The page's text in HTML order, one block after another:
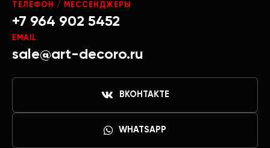
ТЕЛЕФОН / МЕССЕНДЖЕРЫ
+7 964 902 5452
EMAIL
sale@art-decoro.ru
ВКОНТАКТЕ
WHATSAPP